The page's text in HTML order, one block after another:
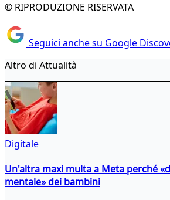
© RIPRODUZIONE RISERVATA
Seguici anche su Google
Altro di Attualità
Digitale
Un'altra maxi multa a Meta perché
mentale» dei bambini